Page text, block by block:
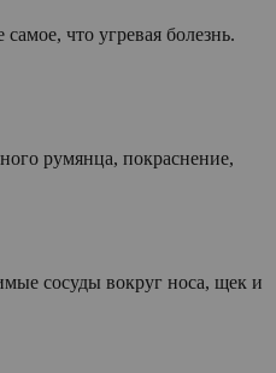
что угревая болезнь.
румянца, покраснение,
сосуды вокруг носа, щек и